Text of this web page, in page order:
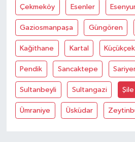
Çekmeköy Esenler
Gaziosmanpaşa Güngören
Kağithane Kartal
Pendik Sancaktepe
Sultanbeyli Sultangazi Şile
Ümraniye Üsküdar